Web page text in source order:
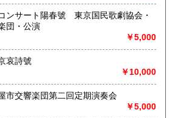
に近県の方、日時打ち合わせの後、ご
入をさせていただきます。
ください。
お送りいただければ、即日に評価しご
。
保町栄284 扶桑文庫 担当井
ンサート陽春號 東京国民歌劇協会・
団・公演
￥5,000
哀詩號
￥10,000
市交響楽団第二回定期演奏会
￥5,000